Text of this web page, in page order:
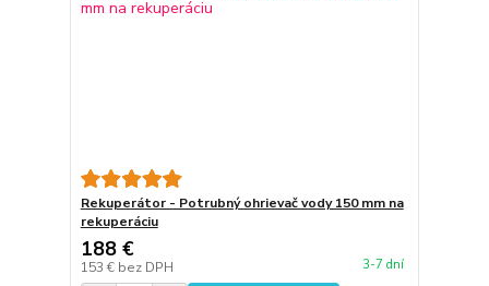
Rekuperátor - Potrubný ohrievač vody 150 mm na
rekuperáciu
188 €
153 € bez DPH 3-7 dní